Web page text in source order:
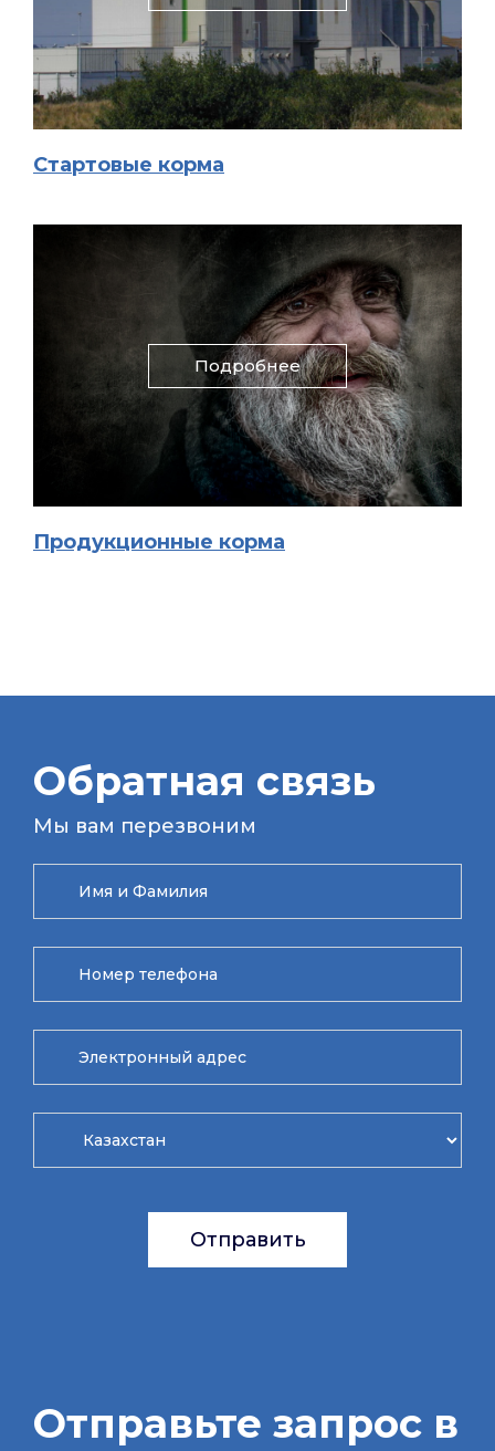
Стартовые корма
Подробнее
Продукционные корма
Обратная связь
Мы вам перезвоним
Отправить
Отправьте запрос в